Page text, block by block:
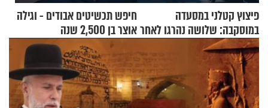
פיצוץ קטלני במסעדה
במוסקבה: שלושה נהרגו לאחר
שמטען שנשאה אישה התפוצץ
חיפש תכשיטים אבודים - וגילה
אוצר בן 2,500 שנה